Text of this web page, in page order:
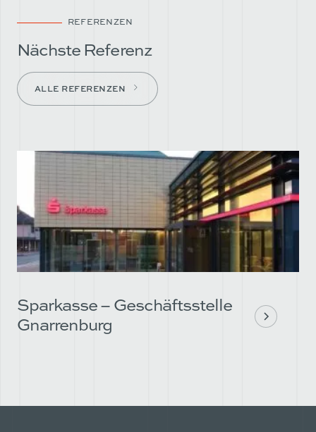
REFERENZEN
Nächste Referenz
ALLE REFERENZEN
Sparkasse – Geschäftsstelle
Gnarrenburg